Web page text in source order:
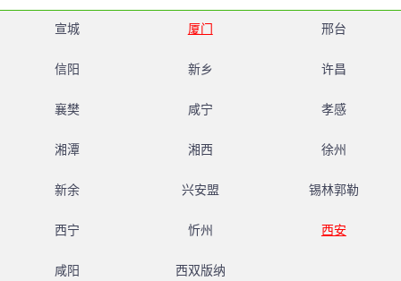
宣城 厦门 邢台
信阳 新乡 许昌
襄樊 咸宁 孝感
湘潭 湘西 徐州
新余 兴安盟 锡林郭勒
西宁 忻州 西安
咸阳 西双版纳